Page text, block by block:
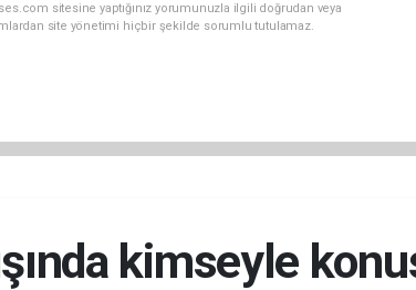
sitesine yaptığınız yorumunuzla ilgili doğrudan veya
site yönetimi hiçbir şekilde sorumlu tutulamaz.
kimseyle